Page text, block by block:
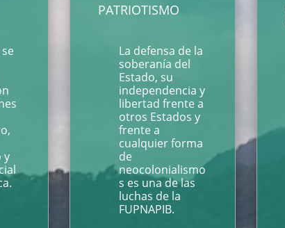
y
PATRIOTISMO
La defensa de la
soberanía del
Estado, su
independencia y
libertad frente a
otros Estados y
frente a
cualquier forma
de
neocolonialismo
s es una de las
luchas de la
FUPNAPIB.